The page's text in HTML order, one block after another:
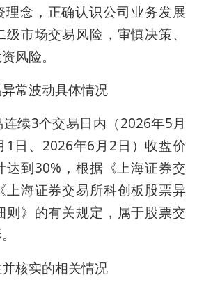
理念，正确认识公司业务发展
市场交易风险，审慎决策、
风险。
常波动具体情况
续3个交易日内（2026年5月
1日、2026年6月2日）收盘价
达到30%，根据《上海证券交
上海证券交易所科创板股票异
则》的有关规定，属于股票交
核实的相关情况